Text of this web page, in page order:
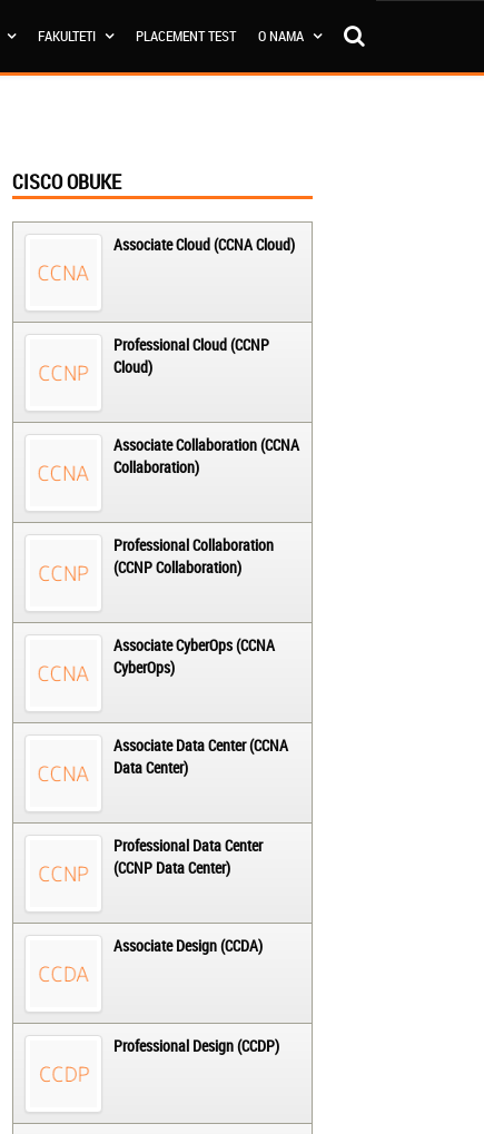
FAKULTETI PLACEMENT TEST O NAMA
CISCO OBUKE
Associate Cloud (CCNA Cloud)
Professional Cloud (CCNP
Cloud)
Associate Collaboration (CCNA
Collaboration)
Professional Collaboration
(CCNP Collaboration)
Associate CyberOps (CCNA
CyberOps)
Associate Data Center (CCNA
Data Center)
Professional Data Center
(CCNP Data Center)
Associate Design (CCDA)
Professional Design (CCDP)